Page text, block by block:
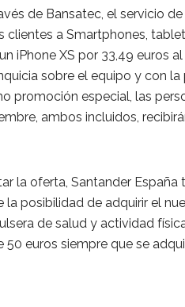
de Bansatec, el servicio
clientes a Smartphones,
iPhone XS por 33,49 euros
sobre el equipo y con
promoción especial, las
ambos incluidos,
la oferta, Santander
la posibilidad de adquirir el
de salud y actividad
50 euros siempre que se